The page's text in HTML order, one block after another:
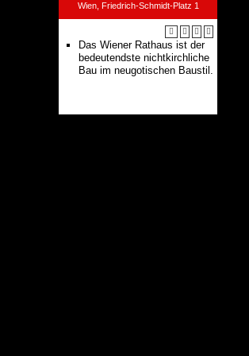
Wien, Friedrich-Schmidt-Platz 1
Das Wiener Rathaus ist der
bedeutendste nichtkirchliche
Bau im neugotischen Baustil.